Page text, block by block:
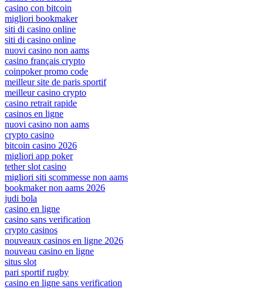
casino con bitcoin
migliori bookmaker
siti di casino online
siti di casino online
nuovi casino non aams
casino français crypto
coinpoker promo code
meilleur site de paris sportif
meilleur casino crypto
casino retrait rapide
casinos en ligne
nuovi casino non aams
crypto casino
bitcoin casino 2026
migliori app poker
tether slot casino
migliori siti scommesse non aams
bookmaker non aams 2026
judi bola
casino en ligne
casino sans verification
crypto casinos
nouveaux casinos en ligne 2026
nouveau casino en ligne
situs slot
pari sportif rugby
casino en ligne sans verification